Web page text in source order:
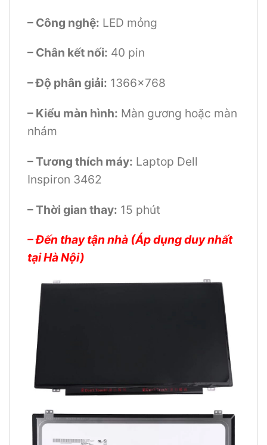
– Công nghệ: LED mỏng
– Chân kết nối: 40 pin
– Độ phân giải: 1366×768
– Kiểu màn hình: Màn gương hoặc màn
nhám
– Tương thích máy: Laptop Dell
Inspiron 3462
– Thời gian thay: 15 phút
– Đến thay tận nhà (Áp dụng duy nhất
tại Hà Nội)